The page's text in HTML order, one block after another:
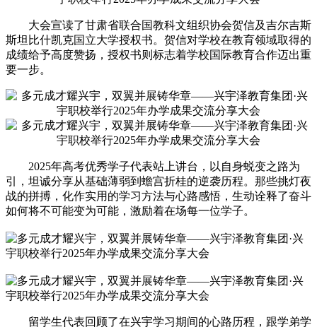
大会宣读了甘肃省联合国教科文组织协会贺信及吉尔吉斯
斯坦比什凯克国立大学授权书。贺信对学校在教育领域取得的
成绩给予高度赞扬，授权书则标志着学校国际教育合作迈出重
要一步。
2025年高考优秀学子代表站上讲台，以自身蜕变之路为
引，坦诚分享从基础薄弱到蟾宫折桂的逆袭历程。那些挑灯夜
战的拼搏，化作实用的学习方法与心路感悟，生动诠释了奋斗
如何将不可能变为可能，激励着在场每一位学子。
留学生代表回顾了在兴宇学习期间的心路历程，跟学弟学